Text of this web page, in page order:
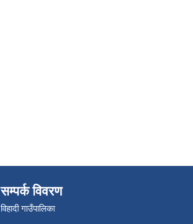
सम्पर्क विवरण
विहादी गाउँपालिका